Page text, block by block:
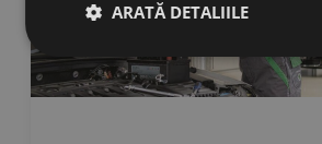
ARATĂ DETALIILE